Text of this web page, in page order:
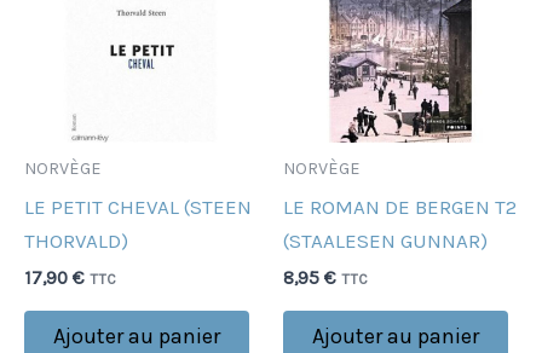
NORVÈGE
LE PETIT CHEVAL (STEEN
THORVALD)
17,90 € TTC
Ajouter au panier
NORVÈGE
LE ROMAN DE BERGEN T2
(STAALESEN GUNNAR)
8,95 € TTC
Ajouter au panier